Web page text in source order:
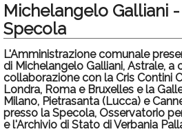
Politica
Sport
Eventi
Info Utili
Rubriche
Michelangelo Galliani
Specola
L'Amministrazione comunale
di Michelangelo Galliani, Astrale, a
collaborazione con la Cris Contini
Londra, Roma e Bruxelles e la
Milano, Pietrasanta (Lucca) e
presso la Specola, Osservatorio
e l'Archivio di Stato di Verbania